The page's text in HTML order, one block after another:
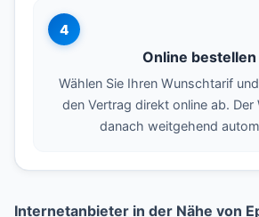
4
Online bestellen
Wählen Sie Ihren Wunschtarif
den Vertrag direkt online ab. Der
danach weitgehend
Internetanbieter in der Nähe von